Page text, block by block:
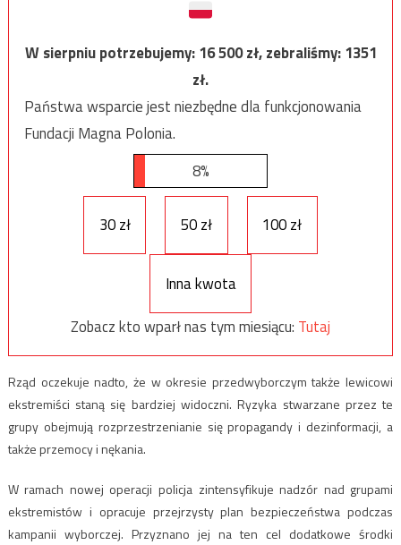
W sierpniu potrzebujemy:16 500zł, zebraliśmy:1351
zł.
Państwa wsparcie jest niezbędne dla funkcjonowania
Fundacji Magna Polonia.
8%
30 zł 50 zł 100 zł
Inna kwota
Zobacz kto wparł nas tym miesiącu: Tutaj
Rząd oczekuje nadto, że w okresie przedwyborczym także lewicowi
ekstremiści staną się bardziej widoczni. Ryzyka stwarzane przez te
grupy obejmują rozprzestrzenianie się propagandy i dezinformacji, a
także przemocy i nękania.
W ramach nowej operacji policja zintensyfikuje nadzór nad grupami
ekstremistów i opracuje przejrzysty plan bezpieczeństwa podczas
kampanii wyborczej. Przyznano jej na ten cel dodatkowe środki